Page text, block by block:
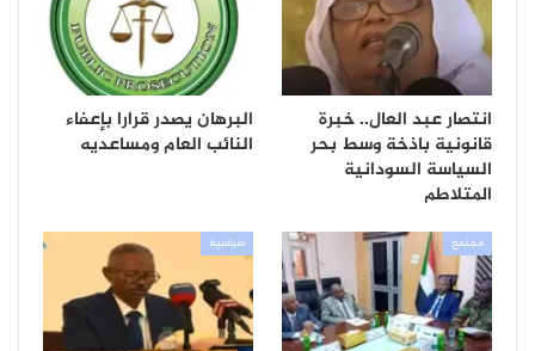
انتصار عبد العال.. خبرة
قانونية باذخة وسط بحر
السياسة السودانية
المتلاطم
البرهان يصدر قرارا بإعفاء
النائب العام ومساعديه
مجتمع سياسية